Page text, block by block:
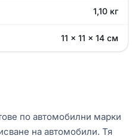
1,10 кг
11 × 11 × 14 см
по автомобилни марки
на автомобили. Тя